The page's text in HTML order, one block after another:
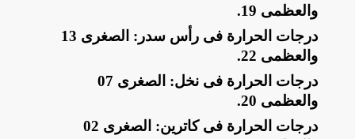
والعظمى 19
.
​درجات الحرارة فى رأس سدر: الصغرى 13
والعظمى 22
.
​درجات الحرارة فى نخل: الصغرى 07
والعظمى 20
.
​درجات الحرارة فى كاترين: الصغرى 02